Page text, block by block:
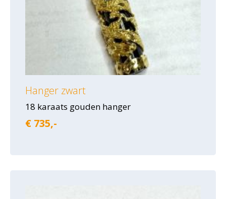
Hanger zwart
18 karaats gouden hanger
€ 735,-